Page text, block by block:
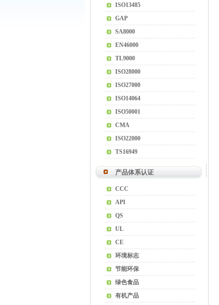
ISO13485
GAP
SA8000
EN46000
TL9000
ISO28000
ISO27000
ISO14064
ISO50001
CMA
ISO22000
TS16949
产品体系认证
CCC
API
QS
UL
CE
环境标志
节能环保
绿色食品
有机产品